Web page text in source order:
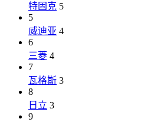
特固克 5
5
威迪亚 4
6
三菱 4
7
瓦格斯 3
8
日立 3
9